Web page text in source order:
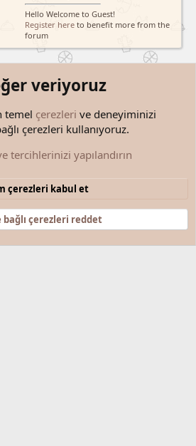
Gizlilik politikası
® © 2010-2025 XenForo Ltd.
Hello Welcome to Guest!
Register here to benefit more from the
forum
veriyoruz
temel çerezleri ve deneyiminizi
çerezleri kullanıyoruz.
tercihlerinizi yapılandırın
çerezleri kabul et
bağlı çerezleri reddet